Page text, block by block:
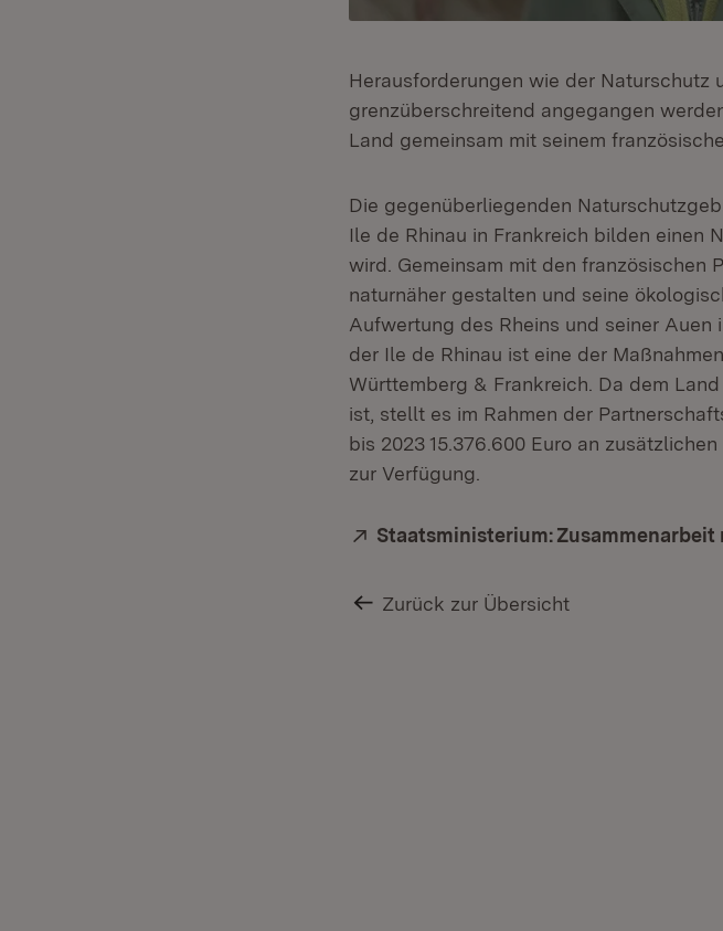
Herausforderungen wie der
grenzüberschreitend angegangen
Land gemeinsam mit seinem
Die gegenüberliegenden
Ile de Rhinau in Frankreich bilden einen
wird. Gemeinsam mit den französischen
naturnäher gestalten und seine
Aufwertung des Rheins und seiner
der Ile de Rhinau ist eine der
Württemberg & Frankreich. Da dem
ist, stellt es im Rahmen der
bis 2023 15.376.600 Euro an
zur Verfügung.
Extern:
Staatsministerium: Zusammenarbeit
Zurück zur Übersicht